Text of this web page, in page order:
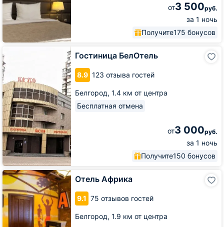
от3 500руб.
за 1 ночь
Получите175 бонусов
Гостиница БелОтель
8.9 123 отзыва гостей
Белгород, 1.4 км от центра
Бесплатная отмена
от3 000руб.
за 1 ночь
Получите150 бонусов
БелОтель
Отель Африка
9.1 75 отзывов гостей
Белгород, 1.9 км от центра
Отель
Африка